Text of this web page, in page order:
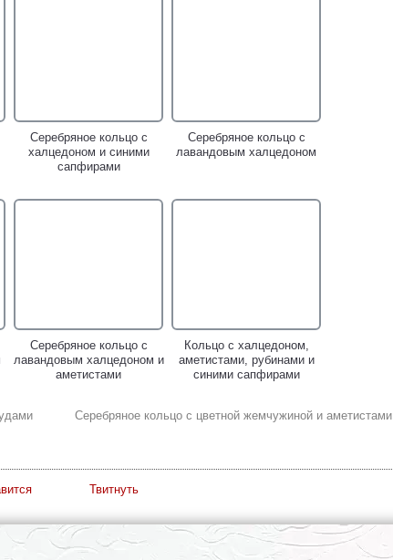
Серебряное кольцо с
халцедоном и синими
сапфирами
Серебряное кольцо с
лавандовым халцедоном
Серебряное кольцо с
лавандовым халцедоном и
аметистами
Кольцо с халцедоном,
аметистами, рубинами и
синими сапфирами
Серебряное кольцо с цветной жемчужиной и аметистами
Твитнуть